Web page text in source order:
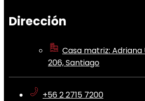
Dirección
Casa matriz:
206, Santiago
+56 2 2715 7200